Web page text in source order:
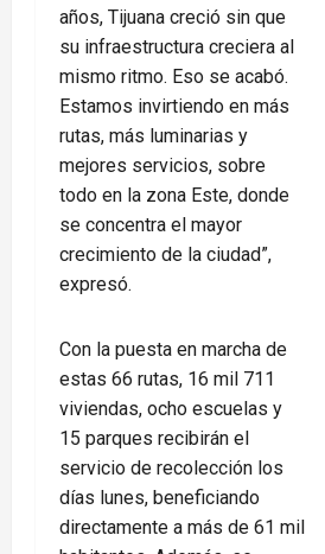
años, Tijuana creció sin que
su infraestructura creciera al
mismo ritmo. Eso se acabó.
Estamos invirtiendo en más
rutas, más luminarias y
mejores servicios, sobre
todo en la zona Este, donde
se concentra el mayor
crecimiento de la ciudad”,
expresó.
Con la puesta en marcha de
estas 66 rutas, 16 mil 711
viviendas, ocho escuelas y
15 parques recibirán el
servicio de recolección los
días lunes, beneficiando
directamente a más de 61 mil